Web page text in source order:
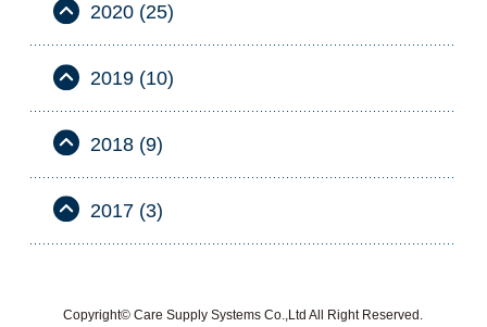
2020 (25)
2019 (10)
2018 (9)
2017 (3)
Copyright© Care Supply Systems Co.,Ltd All Right Reserved.